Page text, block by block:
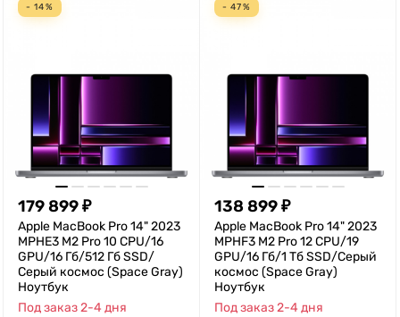
- 14%
179 899₽
Apple MacBook Pro 14" 2023
MPHE3 M2 Pro 10 CPU/16
GPU/16 Гб/512 Гб SSD/
Серый космос (Space Gray)
Ноутбук
Под заказ 2-4 дня
- 47%
138 899₽
Apple MacBook Pro 14" 2023
MPHF3 M2 Pro 12 CPU/19
GPU/16 Гб/1 Тб SSD/Серый
космос (Space Gray)
Ноутбук
Под заказ 2-4 дня